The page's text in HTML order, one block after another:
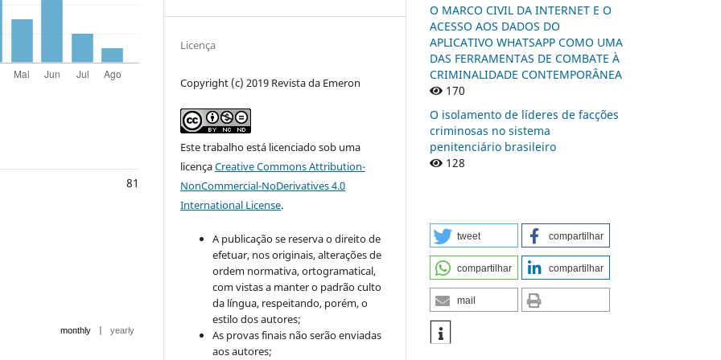
81
monthly | yearly
Licença
Copyright (c) 2019 Revista da Emeron
Este trabalho está licenciado sob uma
licençaCreative Commons Attribution-
NonCommercial-NoDerivatives 4.0
International License.
A publicação se reserva o direito de
efetuar, nos originais, alterações de
ordem normativa, ortogramatical,
com vistas a manter o padrão culto
da língua, respeitando, porém, o
estilo dos autores;
As provas finais não serão enviadas
aos autores;
O MARCO CIVIL DA INTERNET E O
ACESSO AOS DADOS DO
APLICATIVO WHATSAPP COMO UMA
DAS FERRAMENTAS DE COMBATE À
CRIMINALIDADE CONTEMPORÂNEA
170
O isolamento de líderes de facções
criminosas no sistema
penitenciário brasileiro
128
tweet compartilhar
compartilhar compartilhar
mail